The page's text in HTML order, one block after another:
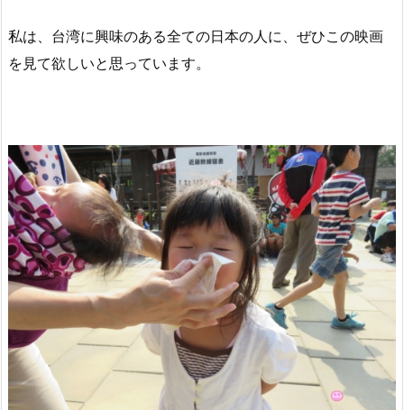
私は、台湾に興味のある全ての日本の人に、ぜひこの映画
を見て欲しいと思っています。